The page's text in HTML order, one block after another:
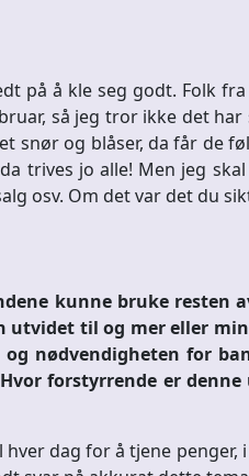
på å kle seg godt. Folk
så jeg tror ikke det har
snør og blåser, da får de
trives jo alle! Men jeg
osv. Om det var det du
kunne bruke resten
utvidet til og mer eller
nødvendigheten for
forstyrrende er denne
dag for å tjene penger,